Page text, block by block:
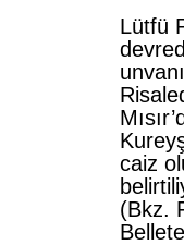
Lütfü
caiz
(Bkz.